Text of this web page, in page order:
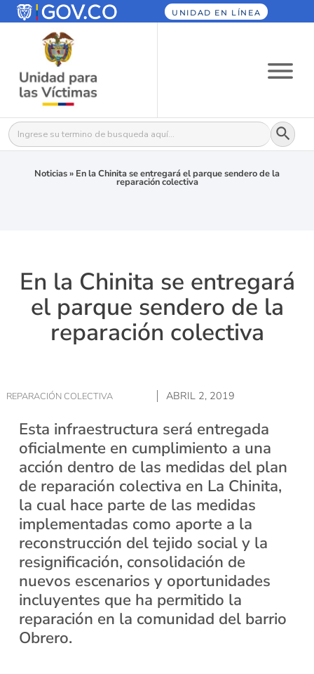
UNIDAD EN LÍNEA
Buscar: Botón
Noticias» En la Chinita se entregará el parque sendero de la
reparación colectiva
En la Chinita se entregará
el parque sendero de la
reparación colectiva
REPARACIÓN COLECTIVA ABRIL 2, 2019
Esta infraestructura será entregada
oficialmente en cumplimiento a una
acción dentro de las medidas del plan
de reparación colectiva en La Chinita,
la cual hace parte de las medidas
implementadas como aporte a la
reconstrucción del tejido social y la
resignificación, consolidación de
nuevos escenarios y oportunidades
incluyentes que ha permitido la
reparación en la comunidad del barrio
Obrero.